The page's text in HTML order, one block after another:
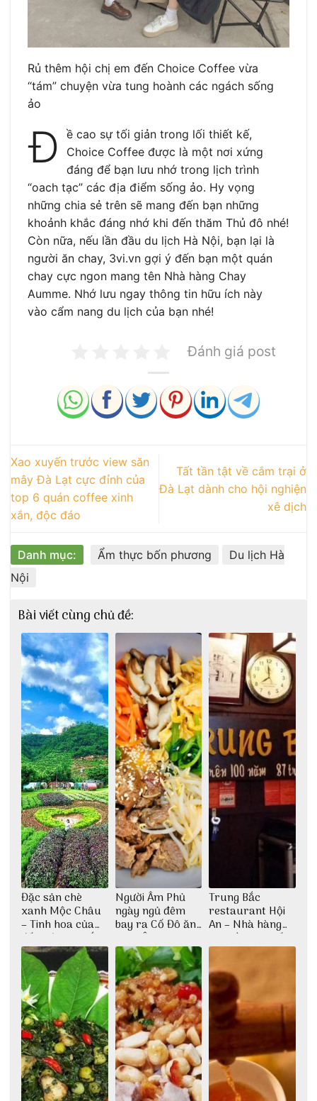
Rủ thêm hội chị em đến Choice Coffee vừa
“tám” chuyện vừa tung hoành các ngách sống
ảo
Đ
ề cao sự tối giản trong lối thiết kế,
Choice Coffee được là một nơi xứng
đáng để bạn lưu nhớ trong lịch trình
“oach tạc” các địa điểm sống ảo. Hy vọng
những chia sẻ trên sẽ mang đến bạn những
khoảnh khắc đáng nhớ khi đến thăm Thủ đô nhé!
Còn nữa, nếu lần đầu du lịch Hà Nội, bạn lại là
người ăn chay, 3vi.vn gợi ý đến bạn một quán
chay cực ngon mang tên Nhà hàng Chay
Aumme. Nhớ lưu ngay thông tin hữu ích này
vào cẩm nang du lịch của bạn nhé!
Đánh giá post
Xao xuyến trước view săn
mây Đà Lạt cực đỉnh của
top 6 quán coffee xinh
xắn, độc đáo
Tất tần tật về cắm trại ở
Đà Lạt dành cho hội nghiện
xê dịch
Danh mục: Ẩm thực bốn phương
Du lịch Hà
Nội
Bài viết cùng chủ đề:
Đặc sản chè
xanh Mộc Châu
– Tinh hoa của
đất trời Tây Bắc
Người Âm Phủ
ngày ngủ đêm
bay ra Cố Đô ăn
Cơm Âm Phủ
Huế
Trung Bắc
restaurant Hội
An – Nhà hàng
cao lầu có thiết
kế vô cùng ấn
tượng giữa lòng
phố Hội